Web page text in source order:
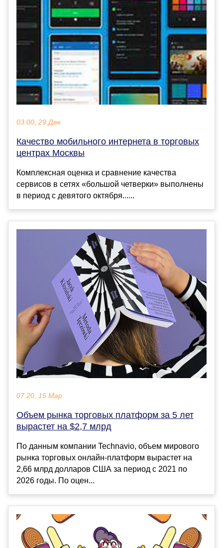
03:00, 29 Дек
Качество мобильного интернета в торговых
центрах Москвы
Комплексная оценка и сравнение качества
сервисов в сетях «большой четверки» выполнены
в период с девятого октября......
07:20, 15 Мар
Объем рынка торговых платформ за 5 лет
вырастет на $2,7 млрд
По данным компании Technavio, объем мирового
рынка торговых онлайн-платформ вырастет на
2,66 млрд долларов США за период с 2021 по
2026 годы. По оцен...